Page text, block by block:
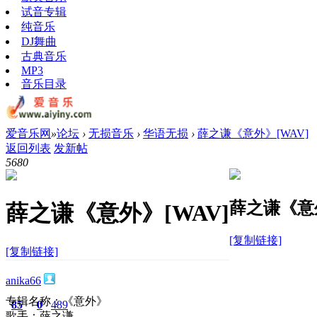
试音专辑
纯音乐
DJ舞曲
古典音乐
MP3
音乐目录
爱音乐网 »论坛 › 无损音乐 › 华语无损 › 薛之谦《意外》[WAV]
返回列表 发新帖
5680
薛之谦《意外》[WAV]
[复制链接]
薛之谦《
[复制链接]
anika66
85
0 489
专辑名称：《意外》